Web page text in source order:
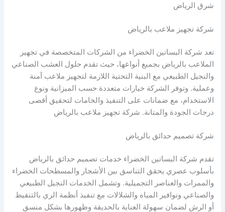
شرق الرياض
شركة تجهيز ملاعب بالرياض
تعد شركة البساتين الخضراء من الشركات المتخصصة في تجهيز
الملاعب بالرياض بجميع أنواعها، حيث تقدم حلول العشب الصناعي
والنجيل الطبيعي مع البنية التحتية اللازمة لتجهيز ملاعب آمنة
وعملية. وتوفر الشركة خيارات متعددة حسب الميزانية ونوع
الاستخدام، مع ضمانات على التنفيذ والخامات لتحقيق أقصى
درجات الجودة والمتانة. شركة تجهيز ملاعب بالرياض
شركة تصميم حدائق بالرياض
تقدم شركة البساتين الخضراء خدمات تصميم حدائق بالرياض
بأسلوب عصري يحقق التناسق بين الأشجار والمسطحات الخضراء
والممرات والعناصر التجميلية. وتشمل الخدمات النجيل الطبيعي
والصناعي ونوافير المياه والشلالات مع تنفيذ أنظمة الري بالتنقيط
أو الرش لضمان سهولة العناية بالحديقة وظهورها بشكل منسق